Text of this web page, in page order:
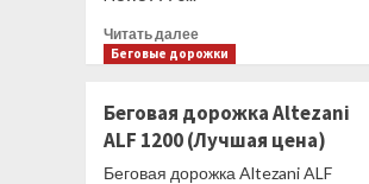
Читать далееПрочитать
больше
Winner/Oxygen
SATORI
Беговые дорожки
Беговая дорожка Altezani
ALF 1200 (Лучшая цена)
Беговая дорожка Altezani ALF